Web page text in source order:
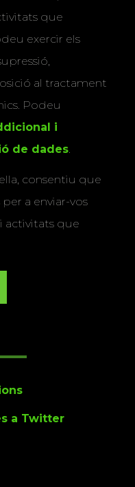
que
exercir els
al tractament
Podeu
i
de dades.
consentiu que
a enviar-vos
activitats que
a Twitter